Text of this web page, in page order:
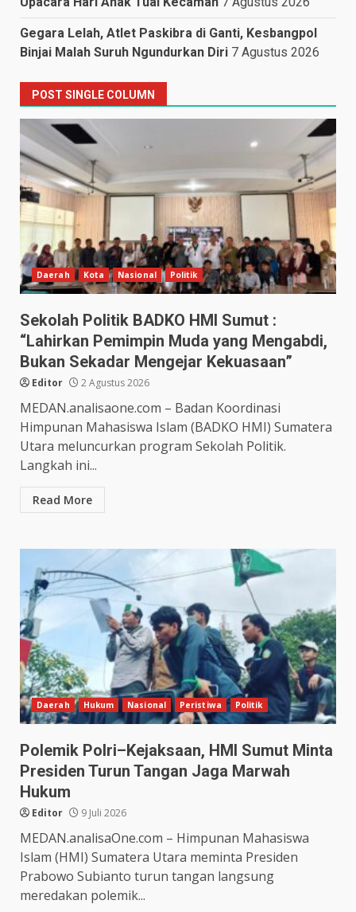
Gegara Lelah, Atlet Paskibra di Ganti, Kesbangpol
Binjai Malah Suruh Ngundurkan Diri 7 Agustus 2026
POST SINGLE COLUMN
Daerah Kota Nasional Politik
Sekolah Politik BADKO HMI Sumut :
“Lahirkan Pemimpin Muda yang Mengabdi,
Bukan Sekadar Mengejar Kekuasaan”
Editor 2 Agustus 2026
MEDAN.analisaone.com – Badan Koordinasi
Himpunan Mahasiswa Islam (BADKO HMI) Sumatera
Utara meluncurkan program Sekolah Politik.
Langkah ini...
Read More
Daerah Hukum Nasional Peristiwa Politik
Polemik Polri–Kejaksaan, HMI Sumut Minta
Presiden Turun Tangan Jaga Marwah
Hukum
Editor 9 Juli 2026
MEDAN.analisaOne.com – Himpunan Mahasiswa
Islam (HMI) Sumatera Utara meminta Presiden
Prabowo Subianto turun tangan langsung
meredakan polemik...